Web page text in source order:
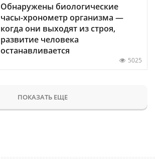
Обнаружены биологические
часы-хронометр организма —
когда они выходят из строя,
развитие человека
останавливается
5025
ПОКАЗАТЬ ЕЩЕ